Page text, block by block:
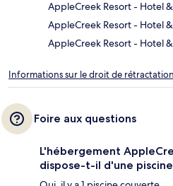
AppleCreek Resort - Hotel
AppleCreek Resort - Hotel
AppleCreek Resort - Hotel
Informations sur le droit de rétractation
Foire aux questions
L'hébergement
dispose-t-il d'une